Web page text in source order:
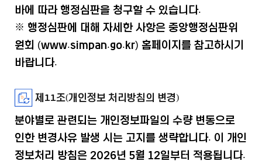
바에 따라 행정심판을 청구할 수 있습니다.
※ 행정심판에 대해 자세한 사항은 중앙행정심판위
원회 (www.simpan.go.kr) 홈페이지를 참고하시기
바랍니다.
제11조(개인정보 처리방침의 변경)
분야별로 관련되는 개인정보파일의 수량 변동으로
인한 변경사유 발생 시는 고지를 생략합니다. 이 개인
정보처리 방침은 2026년 5월 12일부터 적용됩니다.